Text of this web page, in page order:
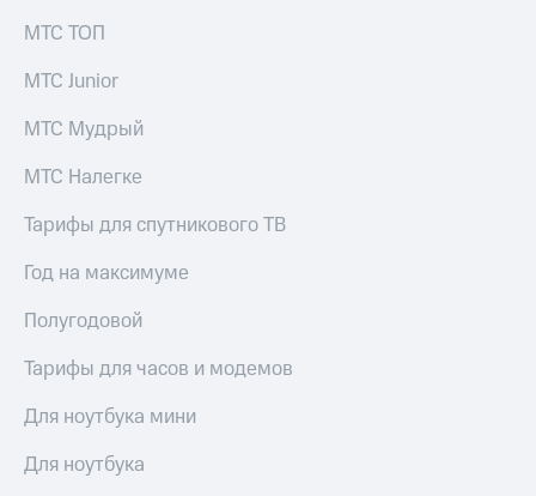
МТС ТОП
МТС Junior
МТС Мудрый
МТС Налегке
Тарифы для спутникового ТВ
Год на максимуме
Полугодовой
Тарифы для часов и модемов
Для ноутбука мини
Для ноутбука